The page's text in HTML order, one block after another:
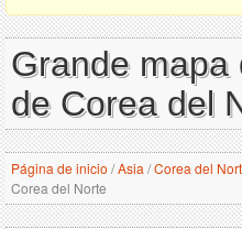
Grande mapa
de Corea del
Página de inicio /Asia /Corea del
Corea del Norte